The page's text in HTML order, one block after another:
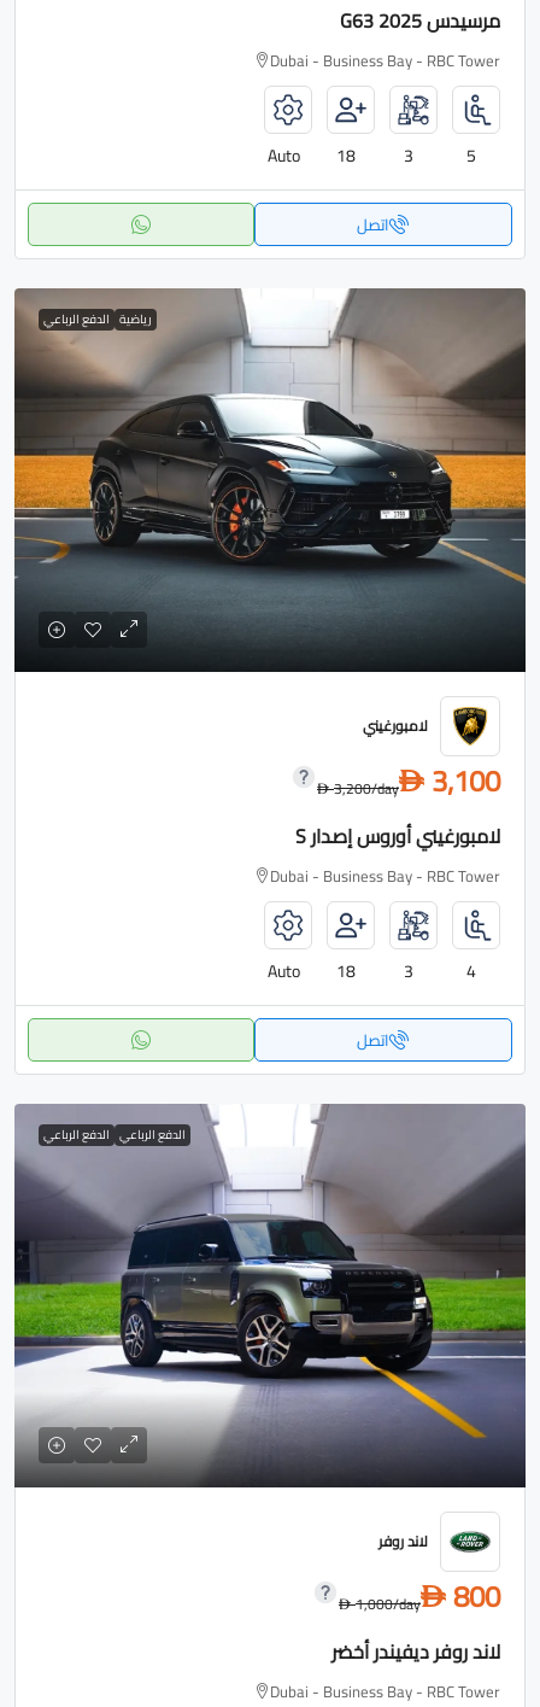
مرسيدس G63 2025
Dubai - Business Bay - RBC Tower
5
3
18
Auto
اتصل
رياضية الدفع الرباعي
لامبورغيني
D 3,100
D3,200/day
لامبورغيني أوروس إصدار S
Dubai - Business Bay - RBC Tower
4
3
18
Auto
اتصل
الدفع الرباعي الدفع الرباعي
لاند روفر
D 800
D1,000/day
لاند روفر ديفيندر أخضر
Dubai - Business Bay - RBC Tower